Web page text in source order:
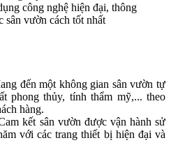
công nghệ hiện đại, thông
sân vườn cách tốt nhất
đến một không gian sân vườn tự
phong thủy, tính thẩm mỹ,... theo
hàng.
kết sân vườn được vận hành sử
với các trang thiết bị hiện đại và